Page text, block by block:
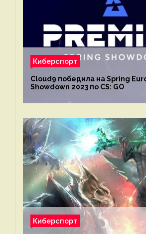
Киберспорт
Cloud9 победила на Spring
Showdown 2023 по CS: GO
Киберспорт